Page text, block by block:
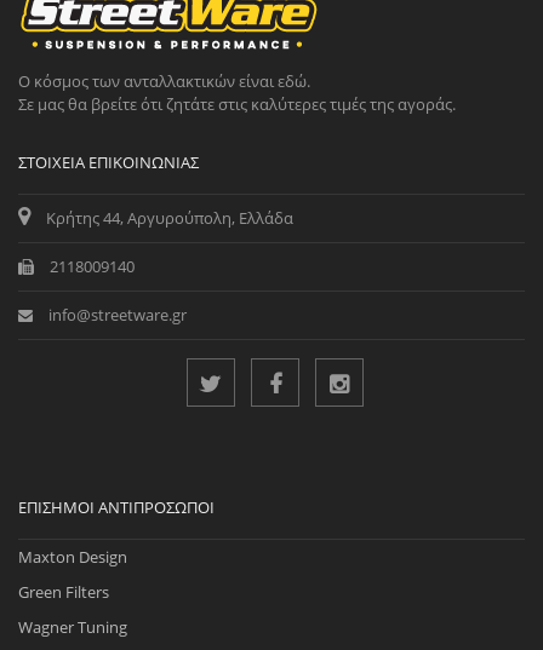
Ο κόσμος των ανταλλακτικών είναι εδώ.
Σε μας θα βρείτε ότι ζητάτε στις καλύτερες τιμές της αγοράς.
ΣΤΟΙΧΕΊΑ ΕΠΙΚΟΙΝΩΝΊΑΣ
Κρήτης 44, Αργυρούπολη, Ελλάδα
2118009140
info@streetware.gr
ΕΠΊΣΗΜΟΙ ΑΝΤΙΠΡΌΣΩΠΟΙ
Maxton Design
Green Filters
Wagner Tuning